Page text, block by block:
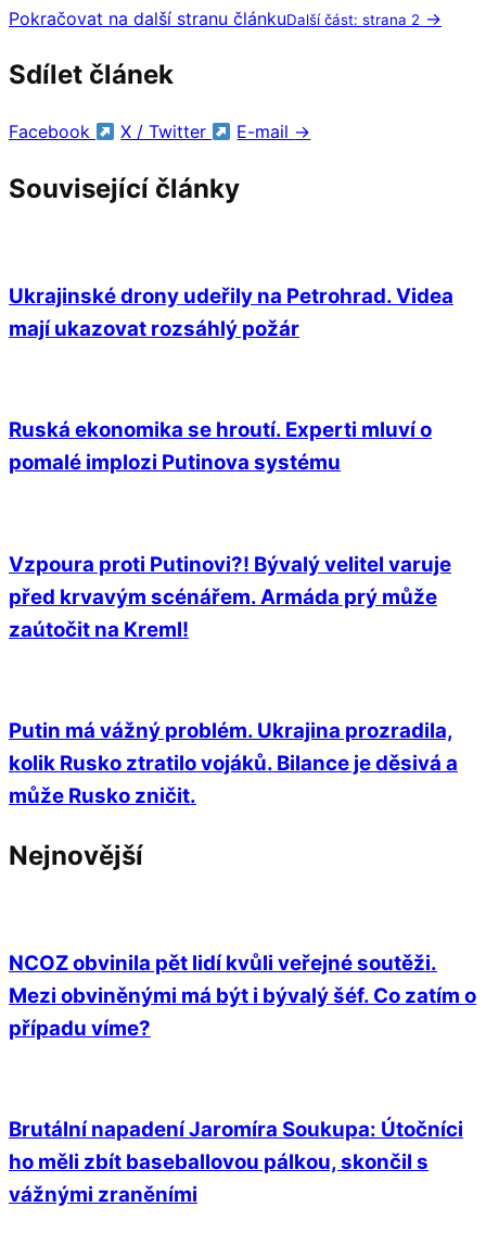
Pokračovat na další stranu článkuDalší část: strana 2 →
Sdílet článek
Facebook X / Twitter E-mail →
Související články
Ukrajinské drony udeřily na Petrohrad. Videa
mají ukazovat rozsáhlý požár
Ruská ekonomika se hroutí. Experti mluví o
pomalé implozi Putinova systému
Vzpoura proti Putinovi?! Bývalý velitel varuje
před krvavým scénářem. Armáda prý může
zaútočit na Kreml!
Putin má vážný problém. Ukrajina prozradila,
kolik Rusko ztratilo vojáků. Bilance je děsivá a
může Rusko zničit.
Nejnovější
NCOZ obvinila pět lidí kvůli veřejné soutěži.
Mezi obviněnými má být i bývalý šéf. Co zatím o
případu víme?
Brutální napadení Jaromíra Soukupa: Útočníci
ho měli zbít baseballovou pálkou, skončil s
vážnými zraněními